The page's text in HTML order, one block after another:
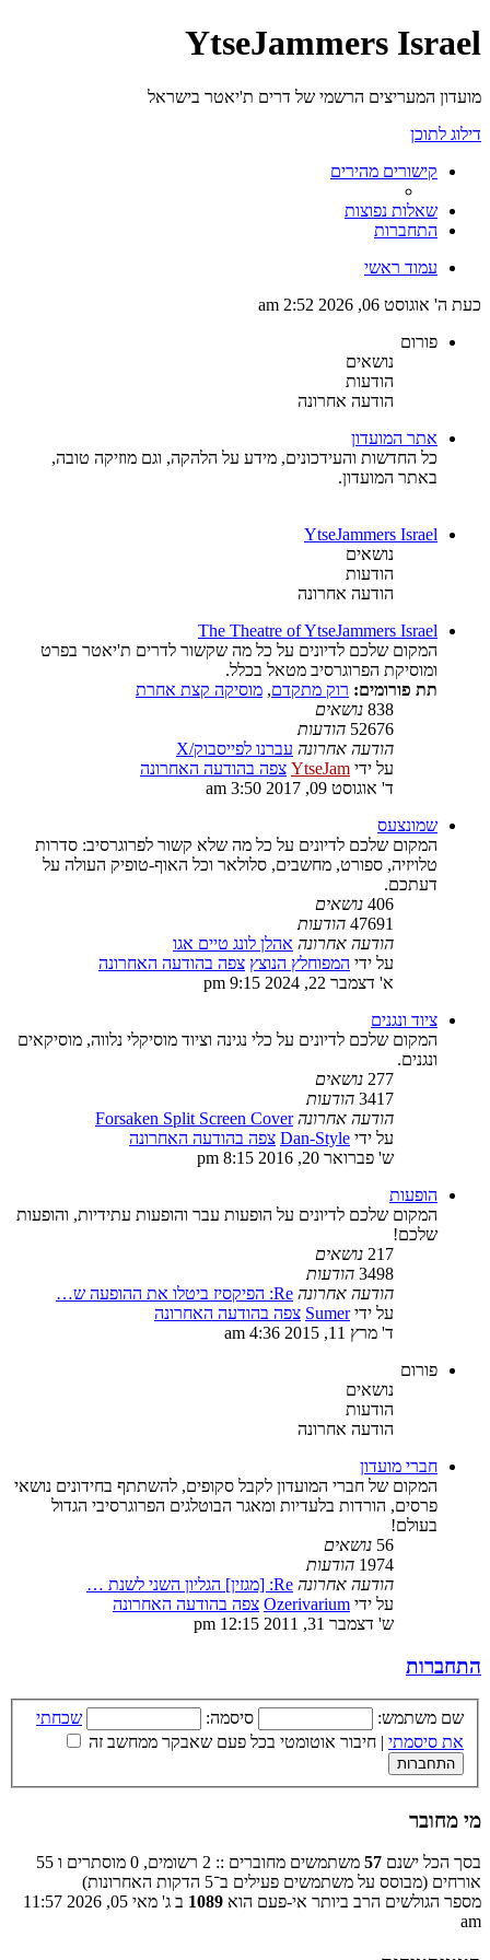
YtseJammers Israel
מועדון המעריצים הרשמי של דרים ת'יאטר בישראל
דילוג לתוכן
קישורים מהירים
שאלות נפוצות
התחברות
עמוד ראשי
כעת ה' אוגוסט 06, 2026 2:52 am
פורום
נושאים
הודעות
הודעה אחרונה
אתר המועדון
כל החדשות והעידכונים, מידע על הלהקה, וגם מוזיקה טובה,
באתר המועדון.
YtseJammers Israel
נושאים
הודעות
הודעה אחרונה
The Theatre of YtseJammers Israel
המקום שלכם לדיונים על כל מה שקשור לדרים ת'יאטר בפרט
ומוסיקת הפרוגרסיב מטאל בכלל.
תת פורומים: רוק מתקדם, מוסיקה קצת אחרת
838 נושאים
52676 הודעות
הודעה אחרונה עברנו לפייסבוק/X
על ידי YtseJam צפה בהודעה האחרונה
ד' אוגוסט 09, 2017 3:50 am
שמונצעס
המקום שלכם לדיונים על כל מה שלא קשור לפרוגרסיב: סדרות
טלויזיה, ספורט, מחשבים, סלולאר וכל האוף-טופיק העולה על
דעתכם.
406 נושאים
47691 הודעות
הודעה אחרונה אהלן לונג טיים אגו
על ידי המפוחלץ הנוצץ צפה בהודעה האחרונה
א' דצמבר 22, 2024 9:15 pm
ציוד ונגנים
המקום שלכם לדיונים על כלי נגינה וציוד מוסיקלי נלווה, מוסיקאים
ונגנים.
277 נושאים
3417 הודעות
הודעה אחרונה Forsaken Split Screen Cover
על ידי Dan-Style צפה בהודעה האחרונה
ש' פברואר 20, 2016 8:15 pm
הופעות
המקום שלכם לדיונים על הופעות עבר והופעות עתידיות, והופעות
שלכם!
217 נושאים
3498 הודעות
הודעה אחרונה Re: הפיקסיז ביטלו את ההופעה ש…
על ידיSumer צפה בהודעה האחרונה
ד' מרץ 11, 2015 4:36 am
פורום
נושאים
הודעות
הודעה אחרונה
חברי מועדון
המקום של חברי המועדון לקבל סקופים, להשתתף בחידונים נושאי
פרסים, הורדות בלעדיות ומאגר הבוטלגים הפרוגרסיבי הגדול
בעולם!
56 נושאים
1974 הודעות
הודעה אחרונה Re: [מגזין] הגליון השני לשנת …
על ידי Ozerivarium צפה בהודעה האחרונה
ש' דצמבר 31, 2011 12:15 pm
התחברות
שם משתמש: סיסמה:
שכחתי
את סיסמתי | חיבור אוטומטי בכל פעם שאבקר ממחשב זה
מי מחובר
בסך הכל ישנם 57
משתמשים מחוברים :: 2 רשומים, 0 מוסתרים ו 55
אורחים (מבוסס על משתמשים פעילים ב־5 הדקות האחרונות)
מספר הגולשים הרב ביותר אי-פעם הוא 1089
ב ג' מאי 05, 2026 11:57
am